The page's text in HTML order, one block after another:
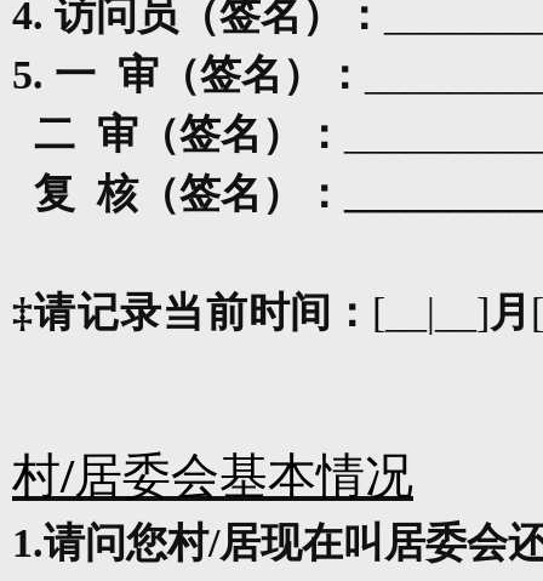
4. 访问员（签名）：
5. 一 审 （签名）：
二 审（签名）：
复 核（签名）：
‡请记录当前时间： [__|__]月
村/居委会基本情况
1.请问您村/居现在叫居委会